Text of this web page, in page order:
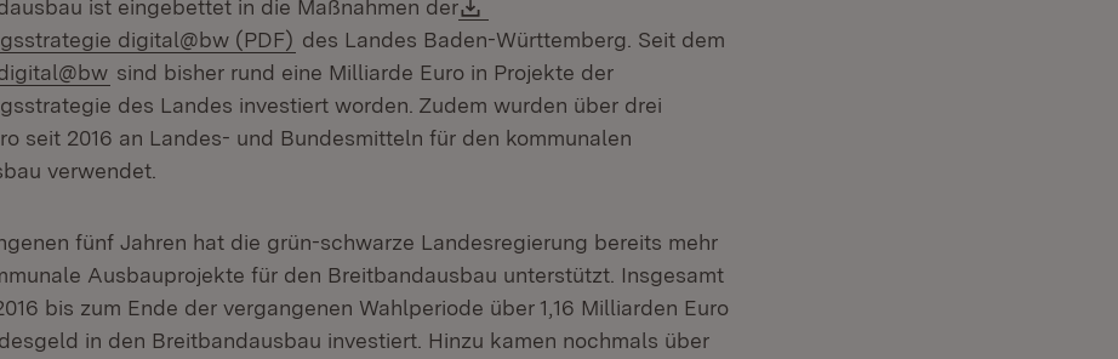
ist eingebettet in die Maßnahmen der
digital@bw (PDF) (Öffnet in neuem Fenster)
des Landes Baden-Württemberg. Seit dem
(Öffnet in neuem Fenster)
sind bisher rund eine Milliarde Euro in Projekte der
des Landes investiert worden. Zudem wurden über drei
seit 2016 an Landes- und Bundesmitteln für den kommunalen
verwendet.
fünf Jahren hat die grün-schwarze Landesregierung bereits mehr
Ausbauprojekte für den Breitbandausbau unterstützt. Insgesamt
bis zum Ende der vergangenen Wahlperiode über 1,16 Milliarden Euro
in den Breitbandausbau investiert. Hinzu kamen nochmals über